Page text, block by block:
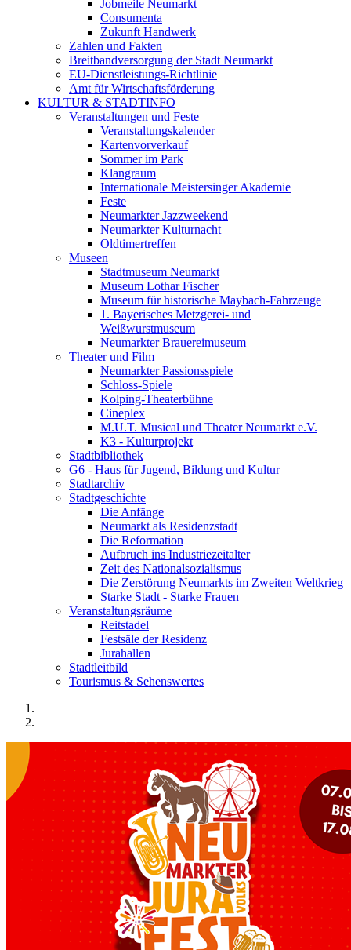
Jobmeile Neumarkt
Consumenta
Zukunft Handwerk
Zahlen und Fakten
Breitbandversorgung der Stadt Neumarkt
EU-Dienstleistungs-Richtlinie
Amt für Wirtschaftsförderung
KULTUR & STADTINFO
Veranstaltungen und Feste
Veranstaltungskalender
Kartenvorverkauf
Sommer im Park
Klangraum
Internationale Meistersinger Akademie
Feste
Neumarkter Jazzweekend
Neumarkter Kulturnacht
Oldtimertreffen
Museen
Stadtmuseum Neumarkt
Museum Lothar Fischer
Museum für historische Maybach-Fahrzeuge
1. Bayerisches Metzgerei- und
Weißwurstmuseum
Neumarkter Brauereimuseum
Theater und Film
Neumarkter Passionsspiele
Schloss-Spiele
Kolping-Theaterbühne
Cineplex
M.U.T. Musical und Theater Neumarkt e.V.
K3 - Kulturprojekt
Stadtbibliothek
G6 - Haus für Jugend, Bildung und Kultur
Stadtarchiv
Stadtgeschichte
Die Anfänge
Neumarkt als Residenzstadt
Die Reformation
Aufbruch ins Industriezeitalter
Zeit des Nationalsozialismus
Die Zerstörung Neumarkts im Zweiten Weltkrieg
Starke Stadt - Starke Frauen
Veranstaltungsräume
Reitstadel
Festsäle der Residenz
Jurahallen
Stadtleitbild
Tourismus & Sehenswertes